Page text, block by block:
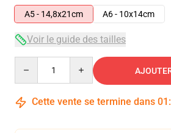
A5 - 14,8x21cm
A6 - 10x14cm
Voir le guide des tailles
Cette vente se termine dans 01 :